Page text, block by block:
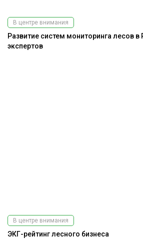
В центре внимания
Развитие систем мониторинга лесов в
экспертов
В центре внимания
ЭКГ-рейтинг лесного бизнеса